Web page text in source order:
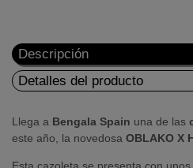
Descripción
Detalles del producto
Llega a Bengala Spain una de las
este año, la novedosa OBLAKO X
Esta cazoleta se presenta con unos